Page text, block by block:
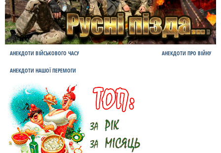
АНЕКДОТИ ВІЙСЬКОВОГО ЧАСУ АНЕКДОТИ ПРО ВІЙНУ
АНЕКДОТИ НАШОЇ ПЕРЕМОГИ